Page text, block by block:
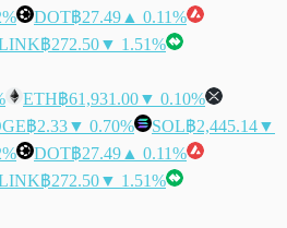
DOT฿27.49 ▲ 0.11%
฿272.50▼ 1.51%
ETH฿61,931.00▼ 0.10%
฿2.33▼ 0.70% SOL฿2,445.14▼
DOT฿27.49 ▲ 0.11%
฿272.50▼ 1.51%